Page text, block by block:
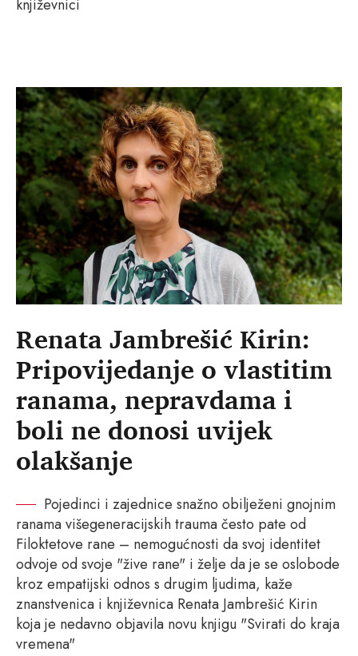
književnici
Renata Jambrešić Kirin:
Pripovijedanje o vlastitim
ranama, nepravdama i
boli ne donosi uvijek
olakšanje
Pojedinci i zajednice snažno obilježeni gnojnim
ranama višegeneracijskih trauma često pate od
Filoktetove rane – nemogućnosti da svoj identitet
odvoje od svoje "žive rane" i želje da je se oslobode
kroz empatijski odnos s drugim ljudima, kaže
znanstvenica i književnica Renata Jambrešić Kirin
koja je nedavno objavila novu knjigu "Svirati do kraja
vremena"